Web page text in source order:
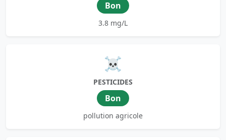
Bon
3.8 mg/L
☠️
PESTICIDES
Bon
pollution agricole